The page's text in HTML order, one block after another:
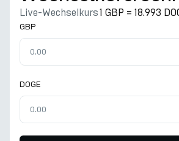
Live-Wechselkurs1 GBP = 18.993
GBP
DOGE